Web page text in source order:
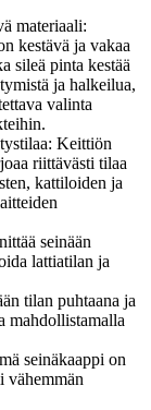
materiaali:
kestävä ja vakaa
sileä pinta kestää
ja halkeilua,
valinta
Keittiön
riittävästi tilaa
kattiloiden ja
seinään
lattiatilan ja
tilan puhtaana ja
mahdollistamalla
seinäkaappi on
vähemmän